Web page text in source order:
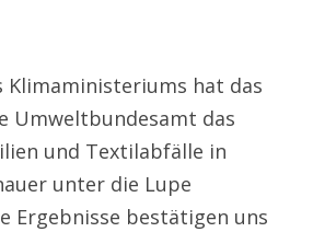
Klimaministeriums hat das
Umweltbundesamt das
und Textilabfälle in
unter die Lupe
Ergebnisse bestätigen uns